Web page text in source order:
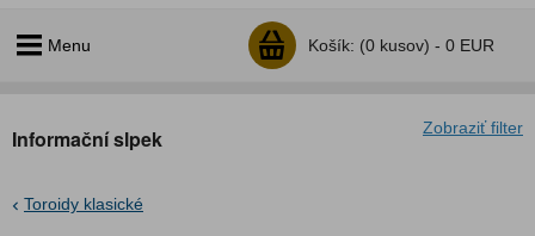
Menu Košík: (0 kusov) - 0 EUR
Zobraziť filter
Informační slpek
Toroidy klasické